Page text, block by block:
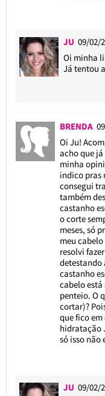
JU 09/02/
Oi minha
Já tentou
BRENDA
Oi Ju!
acho que
minha
indico pras
consegui
também
castanho
o corte
meses, só
meu cabelo
resolvi
detestando
castanho
cabelo
penteio. O
cortar)?
que fico
hidratação
só isso
JU 09/02/